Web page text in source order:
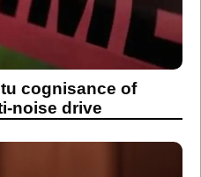
cognisance of
noise drive